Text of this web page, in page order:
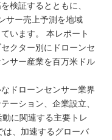
検証するとともに、
サー売上予測を地域
います。 本レポート
クター別にドローンセ
サー産業を百万米ドル
ドローンセンサー業界
ーション、企業設立、
に関連する主要トレ
は、加速するグローバ